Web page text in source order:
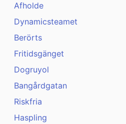
Afholde
Dynamicsteamet
Berörts
Fritidsgänget
Dogruyol
Bangårdgatan
Riskfria
Haspling